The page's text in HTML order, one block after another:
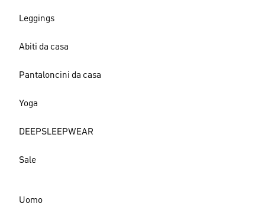
Leggings
Abiti da casa
Pantaloncini da casa
Yoga
DEEPSLEEPWEAR
Sale
Uomo